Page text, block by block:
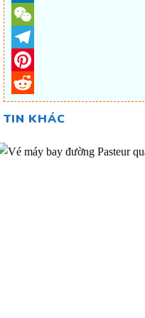
LinkedIn
WeChat
Telegram
Pinterest
Reddit
TIN KHÁC